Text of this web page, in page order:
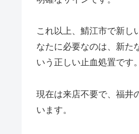
これ以上、鯖江市で新し
なたに必要なのは、新た
いう正しい止血処置です。
現在は来店不要で、福井
います。